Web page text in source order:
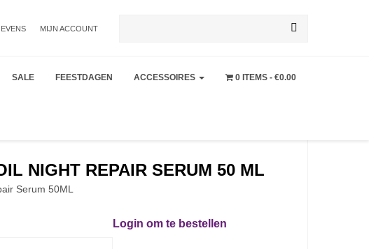
MIJN ACCOUNT
naar:
SALE FEESTDAGEN ACCESSOIRES 0 ITEMS €0.00
NIGHT REPAIR SERUM 50 ML
Serum 50ML
Login om te bestellen